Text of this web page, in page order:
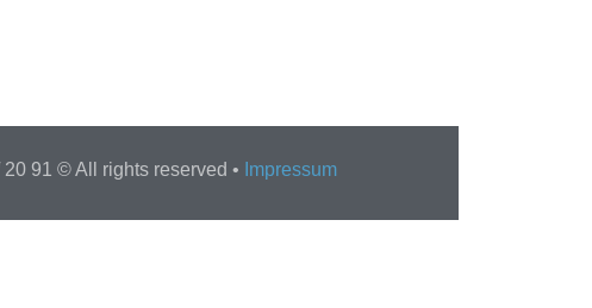
91 © All rights reserved • Impressum